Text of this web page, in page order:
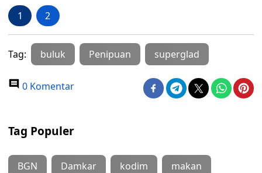
1 2
Tag: buluk Penipuan superglad
0 Komentar
Tag Populer
BGN Damkar kodim makan